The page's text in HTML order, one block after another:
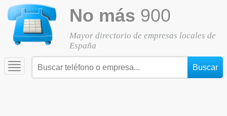
No más 900
Mayor directorio de empresas locales de
España
Toggle
navigation